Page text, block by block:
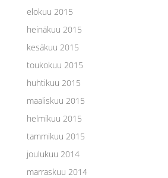
elokuu 2015
heinäkuu 2015
kesäkuu 2015
toukokuu 2015
huhtikuu 2015
maaliskuu 2015
helmikuu 2015
tammikuu 2015
joulukuu 2014
marraskuu 2014